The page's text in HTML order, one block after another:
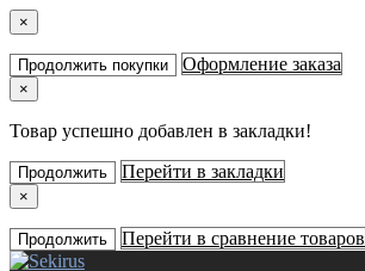
×
Продолжить покупки Оформление заказа
×
Товар успешно добавлен в закладки!
Продолжить Перейти в закладки
×
Продолжить Перейти в сравнение товаров